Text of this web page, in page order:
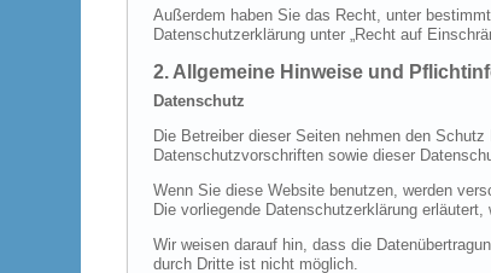
Außerdem haben Sie das Recht, unter
Datenschutzerklärung unter „Recht auf
2. Allgemeine Hinweise und
Datenschutz
Die Betreiber dieser Seiten nehmen den
Datenschutzvorschriften sowie dieser
Wenn Sie diese Website benutzen, werden
Die vorliegende Datenschutzerklärung
Wir weisen darauf hin, dass die
durch Dritte ist nicht möglich.